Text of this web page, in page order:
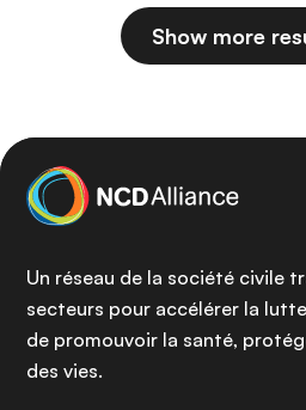
Show more
Un réseau de la société civile
secteurs pour accélérer la
de promouvoir la santé,
des vies.